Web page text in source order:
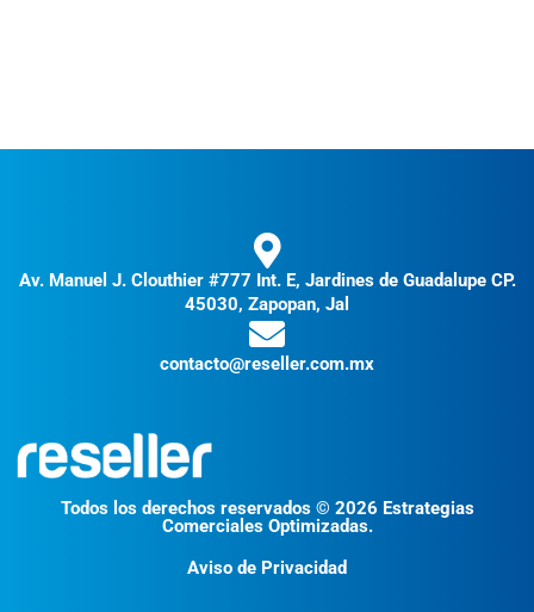
Av. Manuel J. Clouthier #777 Int. E, Jardines de Guadalupe CP.
45030, Zapopan, Jal
contacto@reseller.com.mx
Todos los derechos reservados © 2026 Estrategias
Comerciales Optimizadas.
Aviso de Privacidad